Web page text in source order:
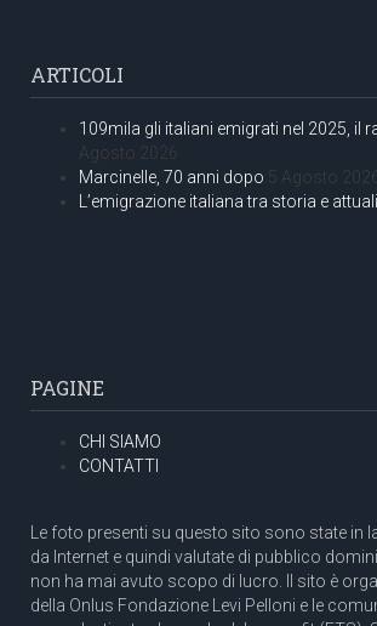
ARTICOLI
109mila gli italiani emigrati nel 2025, il
Agosto 2026
Marcinelle, 70 anni dopo 5 Agosto
L’emigrazione italiana tra storia e
PAGINE
CHI SIAMO
CONTATTI
Le foto presenti su questo sito sono state in
da Internet e quindi valutate di pubblico
non ha mai avuto scopo di lucro. Il sito è
della Onlus Fondazione Levi Pelloni e le